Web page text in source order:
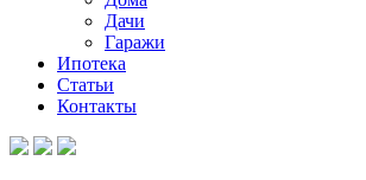
Дачи
Гаражи
Ипотека
Статьи
Контакты